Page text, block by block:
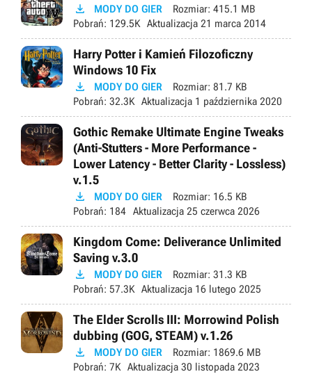
 MODY DO GIER Rozmiar: 415.1 MB
Pobrań: 129.5K Aktualizacja 21 marca 2014
Harry Potter i Kamień Filozoficzny
Windows 10 Fix
 MODY DO GIER Rozmiar: 81.7 KB
Pobrań: 32.3K Aktualizacja 1 października 2020
Gothic Remake Ultimate Engine Tweaks
(Anti-Stutters - More Performance -
Lower Latency - Better Clarity - Lossless)
v.1.5
 MODY DO GIER Rozmiar: 16.5 KB
Pobrań: 184 Aktualizacja 25 czerwca 2026
Kingdom Come: Deliverance Unlimited
Saving v.3.0
 MODY DO GIER Rozmiar: 31.3 KB
Pobrań: 57.3K Aktualizacja 16 lutego 2025
The Elder Scrolls III: Morrowind Polish
dubbing (GOG, STEAM) v.1.26
 MODY DO GIER Rozmiar: 1869.6 MB
Pobrań: 7K Aktualizacja 30 listopada 2023